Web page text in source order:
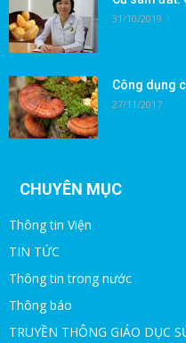
31/10/2019
Công dụng
27/11/2017
CHUYÊN MỤC
Thông tin Viện
TIN TỨC
Thông tin trong nước
Thông báo
TRUYỀN THÔNG GIÁO DỤC